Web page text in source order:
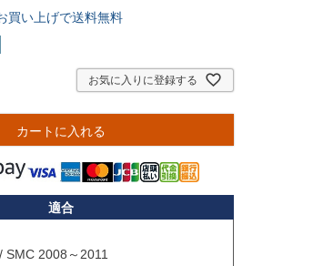
買い上げで送料無料
お気に入りに登録する
カートに入れる
適合
SMC 2008～2011